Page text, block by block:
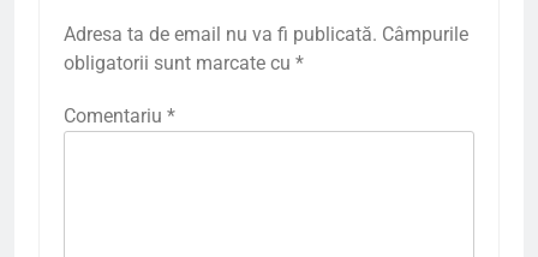
Adresa ta de email nu va fi publicată. Câmpurile
obligatorii sunt marcate cu *
Comentariu *